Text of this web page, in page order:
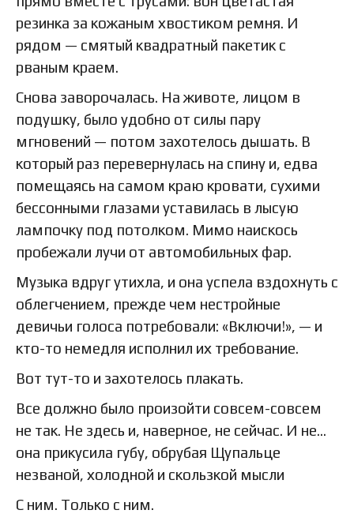
резинка за кожаным хвостиком ремня. И
рядом — смятый квадратный пакетик с
рваным краем.
Снова заворочалась. На животе, лицом в
подушку, было удобно от силы пару
мгновений — потом захотелось дышать. В
который раз перевернулась на спину и, едва
помещаясь на самом краю кровати, сухими
бессонными глазами уставилась в лысую
лампочку под потолком. Мимо наискось
пробежали лучи от автомобильных фар.
Музыка вдруг утихла, и она успела вздохнуть с
облегчением, прежде чем нестройные
девичьи голоса потребовали: «Включи!», — и
кто-то немедля исполнил их требование.
Вот тут-то и захотелось плакать.
Все должно было произойти совсем-совсем
не так. Не здесь и, наверное, не сейчас. И не…
она прикусила губу, обрубая Щупальце
незваной, холодной и скользкой мысли
С ним. Только с ним.